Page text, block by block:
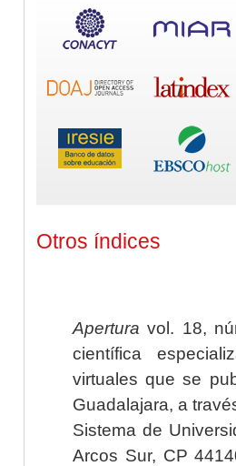
Otros índices
Apertura vol. 18,
científica
virtuales que se
Guadalajara, a
Sistema de
Arcos Sur, CP